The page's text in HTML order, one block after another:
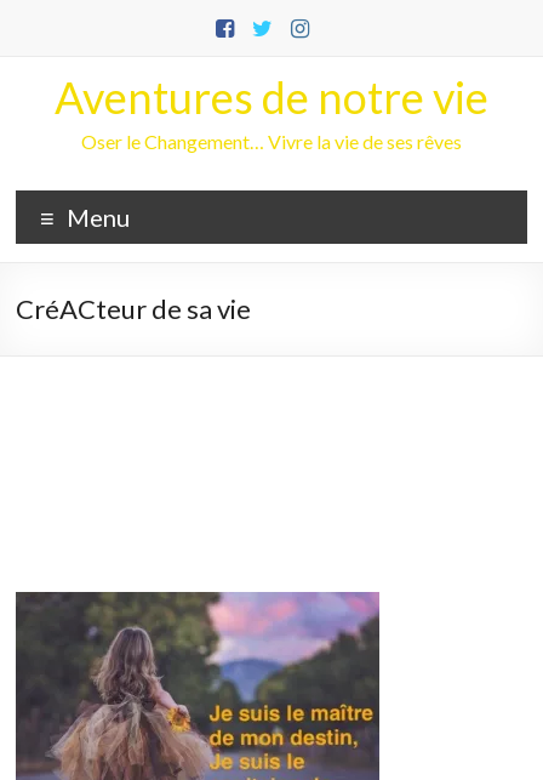
Aventures de notre vie
Oser le Changement… Vivre la vie de ses rêves
Menu
CréACteur de sa vie